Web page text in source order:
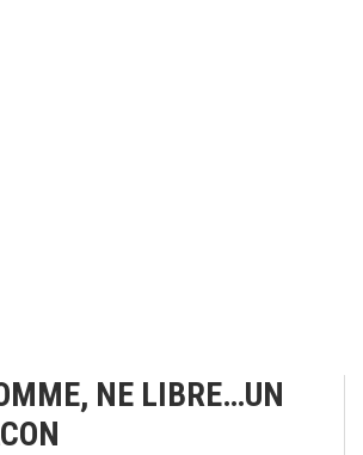
NE LIBRE…UN